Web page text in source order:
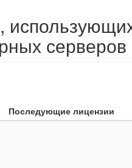
серверов
Последующие лицензии